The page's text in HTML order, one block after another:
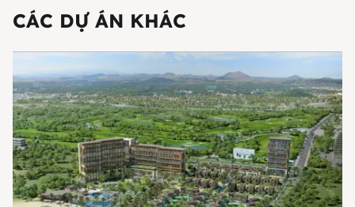
CÁC DỰ ÁN KHÁC